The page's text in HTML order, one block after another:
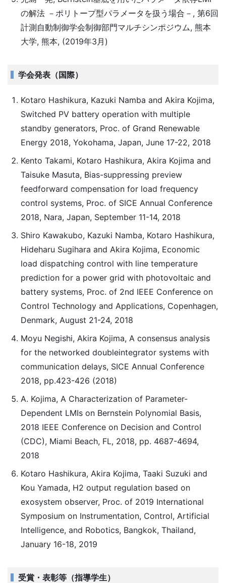
の解法 －ポリトープ型パラメータを扱う場合－, 第6回
計測自動制御学会制御部門マルチシンポジウム, 熊本
大学, 熊本, (2019年3月)
学会発表（国際）
Kotaro Hashikura, Kazuki Namba and Akira Kojima,
Switched PV battery operation with multiple
standby generators, Proc. of Grand Renewable
Energy 2018, Yokohama, Japan, June 17-22, 2018
Kento Takami, Kotaro Hashikura, Akira Kojima and
Taisuke Masuta, Bias-suppressing preview
feedforward compensation for load frequency
control systems, Proc. of SICE Annual Conference
2018, Nara, Japan, September 11-14, 2018
Shiro Kawakubo, Kazuki Namba, Kotaro Hashikura,
Hideharu Sugihara and Akira Kojima, Economic
load dispatching control with line temperature
prediction for a power grid with photovoltaic and
battery systems, Proc. of 2nd IEEE Conference on
Control Technology and Applications, Copenhagen,
Denmark, August 21-24, 2018
Moyu Negishi, Akira Kojima, A consensus analysis
for the networked doubleintegrator systems with
communication delays, SICE Annual Conference
2018, pp.423-426 (2018)
A. Kojima, A Characterization of Parameter-
Dependent LMIs on Bernstein Polynomial Basis,
2018 IEEE Conference on Decision and Control
(CDC), Miami Beach, FL, 2018, pp. 4687-4694,
2018
Kotaro Hashikura, Akira Kojima, Taaki Suzuki and
Kou Yamada, H2 output regulation based on
exosystem observer, Proc. of 2019 International
Symposium on Instrumentation, Control, Artificial
Intelligence, and Robotics, Bangkok, Thailand,
January 16-18, 2019
受賞・表彰等（指導学生）